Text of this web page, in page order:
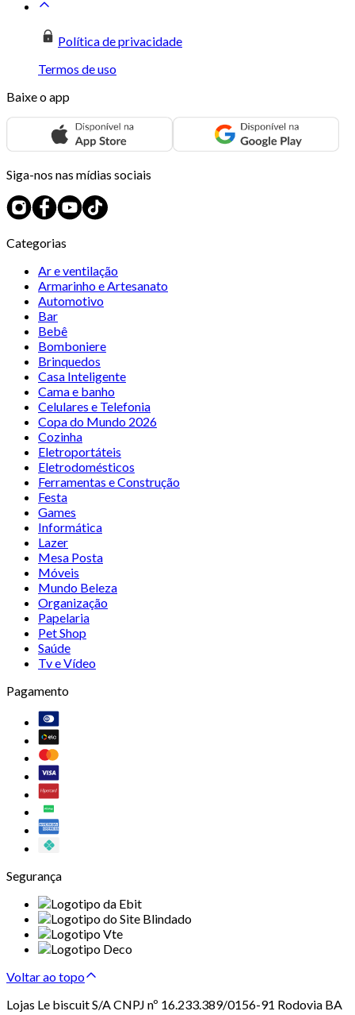
Política de privacidade
Termos de uso
Baixe o app
Siga-nos nas mídias sociais
Categorias
Ar e ventilação
Armarinho e Artesanato
Automotivo
Bar
Bebê
Bomboniere
Brinquedos
Casa Inteligente
Cama e banho
Celulares e Telefonia
Copa do Mundo 2026
Cozinha
Eletroportáteis
Eletrodomésticos
Ferramentas e Construção
Festa
Games
Informática
Lazer
Mesa Posta
Móveis
Mundo Beleza
Organização
Papelaria
Pet Shop
Saúde
Tv e Vídeo
Pagamento
Segurança
Voltar ao topo
Lojas Le biscuit S/A CNPJ nº 16.233.389/0156-91 Rodovia BA